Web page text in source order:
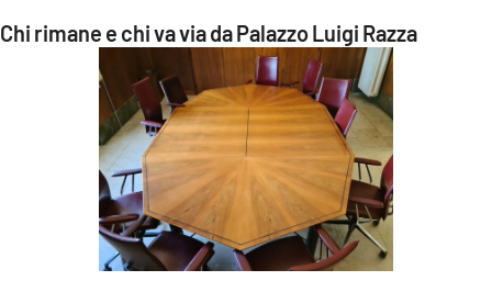
Chi rimane e chi va via da Palazzo Luigi Razza